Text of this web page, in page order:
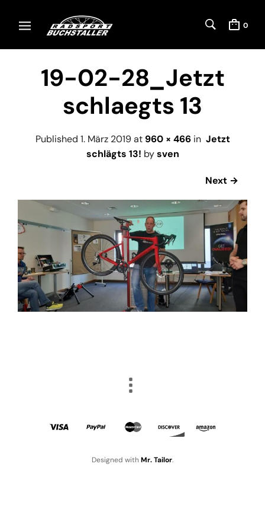
0
19-02-28_Jetzt
schlaegts 13
Published 1. März 2019at 960 × 466in Jetzt
schlägts 13! bysven
Next →
Designed withMr. Tailor.